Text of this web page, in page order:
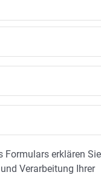
Formulars erklären Sie
Verarbeitung Ihrer